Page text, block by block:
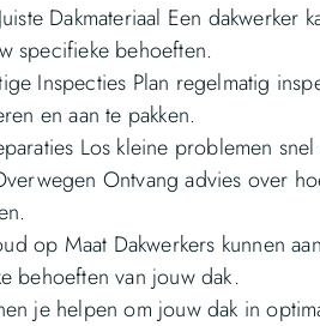
Dakmateriaal Een
specifieke behoeften.
Inspecties Plan regelmatig
en aan te pakken.
Los kleine problemen
Ontvang advies over
op Maat Dakwerkers kunnen
behoeften van jouw dak.
je helpen om jouw dak in